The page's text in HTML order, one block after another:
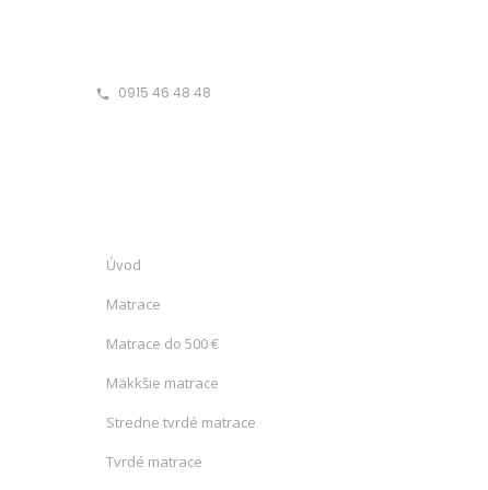
phone 0915 46 48 48
Úvod
Matrace
Matrace do 500 €
Mäkkšie matrace
Stredne tvrdé matrace
Tvrdé matrace